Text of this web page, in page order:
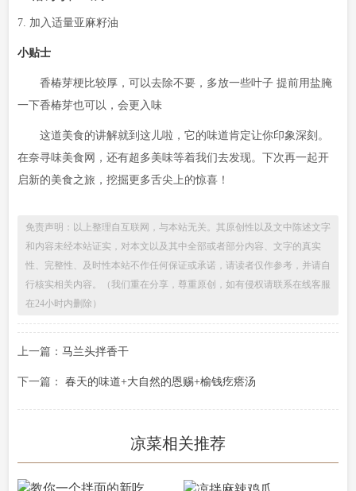
7. 加入适量亚麻籽油
小贴士
香椿芽梗比较厚，可以去除不要，多放一些叶子 提前用盐腌
一下香椿芽也可以，会更入味
这道美食的讲解就到这儿啦，它的味道肯定让你印象深刻。
在奈寻味美食网，还有超多美味等着我们去发现。下次再一起开
启新的美食之旅，挖掘更多舌尖上的惊喜！
免责声明：以上整理自互联网，与本站无关。其原创性以及文中陈述文字
和内容未经本站证实，对本文以及其中全部或者部分内容、文字的真实
性、完整性、及时性本站不作任何保证或承诺，请读者仅作参考，并请自
行核实相关内容。（我们重在分享，尊重原创，如有侵权请联系在线客服
在24小时内删除）
上一篇： 马兰头拌香干
下一篇： 春天的味道+大自然的恩赐+榆钱疙瘩汤
凉菜相关推荐